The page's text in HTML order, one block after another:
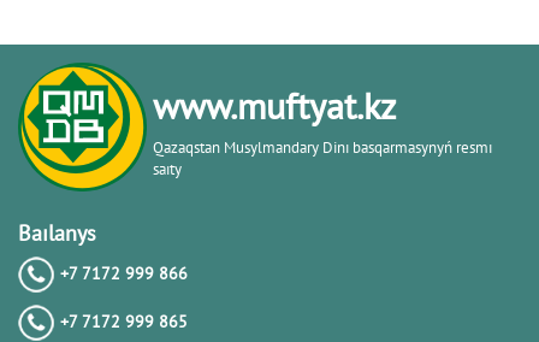
"Фатиха" сүресі
11.04.2016
23.10.2015
www.muftyat.kz
Qazaqstan Musylmandary Dіnı basqarmasynyń resmı
saıty
Baılanys
+7 7172 999 866
+7 7172 999 865